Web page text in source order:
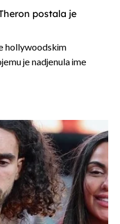
postala je
hollywoodskim
je nadjenula ime